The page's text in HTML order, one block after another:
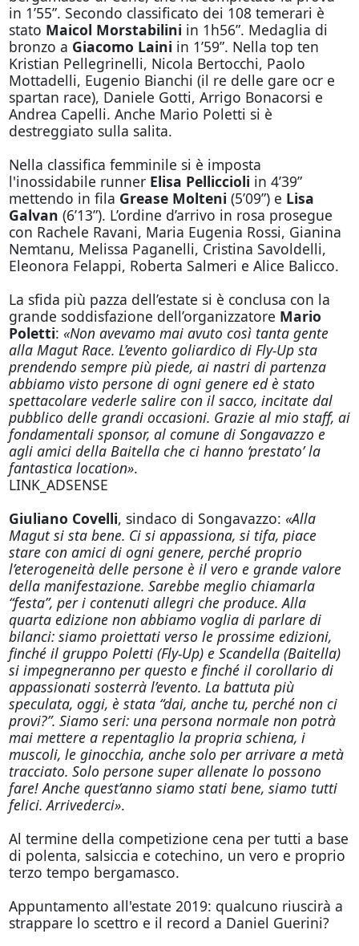
in 1’55”. Secondo classificato dei 108 temerari è
stato Maicol Morstabilini in 1h56”. Medaglia di
bronzo a Giacomo Laini in 1’59”. Nella top ten
Kristian Pellegrinelli, Nicola Bertocchi, Paolo
Mottadelli, Eugenio Bianchi (il re delle gare ocr e
spartan race), Daniele Gotti, Arrigo Bonacorsi e
Andrea Capelli. Anche Mario Poletti si è
destreggiato sulla salita.
Nella classifica femminile si è imposta
l'inossidabile runner Elisa Pelliccioli in 4’39”
mettendo in fila Grease Molteni (5’09”) e Lisa
Galvan (6’13”). L’ordine d’arrivo in rosa prosegue
con Rachele Ravani, Maria Eugenia Rossi, Gianina
Nemtanu, Melissa Paganelli, Cristina Savoldelli,
Eleonora Felappi, Roberta Salmeri e Alice Balicco.
La sfida più pazza dell’estate si è conclusa con la
grande soddisfazione dell’organizzatore Mario
Poletti: «Non avevamo mai avuto così tanta gente
alla Magut Race. L’evento goliardico di Fly-Up sta
prendendo sempre più piede, ai nastri di partenza
abbiamo visto persone di ogni genere ed è stato
spettacolare vederle salire con il sacco, incitate dal
pubblico delle grandi occasioni. Grazie al mio staff, ai
fondamentali sponsor, al comune di Songavazzo e
agli amici della Baitella che ci hanno ‘prestato’ la
fantastica location».
LINK_ADSENSE
Giuliano Covelli, sindaco di Songavazzo: «Alla
Magut si sta bene. Ci si appassiona, si tifa, piace
stare con amici di ogni genere, perché proprio
l’eterogeneità delle persone è il vero e grande valore
della manifestazione. Sarebbe meglio chiamarla
“festa”, per i contenuti allegri che produce. Alla
quarta edizione non abbiamo voglia di parlare di
bilanci: siamo proiettati verso le prossime edizioni,
finché il gruppo Poletti (Fly-Up) e Scandella (Baitella)
si impegneranno per questo e finché il corollario di
appassionati sosterrà l’evento. La battuta più
speculata, oggi, è stata “dai, anche tu, perché non ci
provi?”. Siamo seri: una persona normale non potrà
mai mettere a repentaglio la propria schiena, i
muscoli, le ginocchia, anche solo per arrivare a metà
tracciato. Solo persone super allenate lo possono
fare! Anche quest’anno siamo stati bene, siamo tutti
felici. Arrivederci».
Al termine della competizione cena per tutti a base
di polenta, salsiccia e cotechino, un vero e proprio
terzo tempo bergamasco.
Appuntamento all'estate 2019: qualcuno riuscirà a
strappare lo scettro e il record a Daniel Guerini?